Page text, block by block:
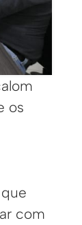
os
com